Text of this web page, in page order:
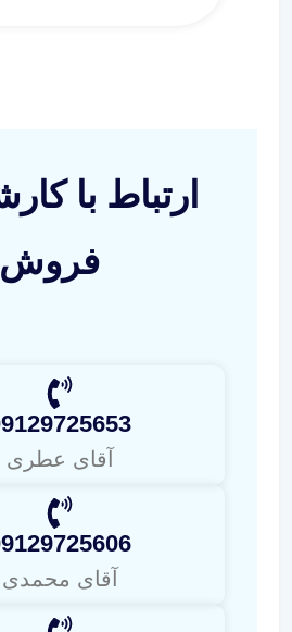
ارتباط با
فروش
آقای عطری
آقای محمدی